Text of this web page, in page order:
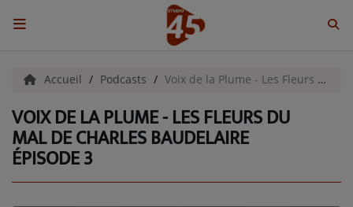
ACCUEIL
Emissions
BENJI & COMPAGNIE
Accueil Podcasts Voix de la Plume - Les Fleurs du Mal de Charles Baudelaire épisode 3
VOIX DE LA PLUME - LES FLEURS DU
MAL DE CHARLES BAUDELAIRE
ÉPISODE 3